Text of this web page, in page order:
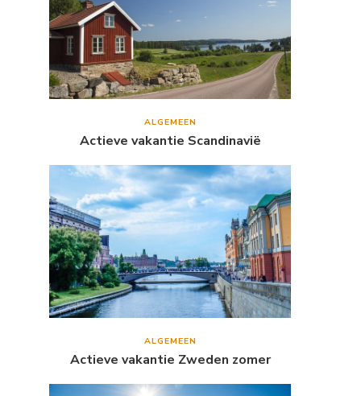
ALGEMEEN
Actieve vakantie Scandinavië
ALGEMEEN
Actieve vakantie Zweden zomer